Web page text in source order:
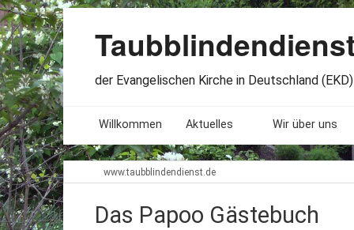
der Evangelischen Kirche in Deutschland (EKD)
Willkommen Aktuelles
Seminare. Termine
Wir über uns
Leitlinien
www.taubblindendienst.de
Das Papoo Gästebuch